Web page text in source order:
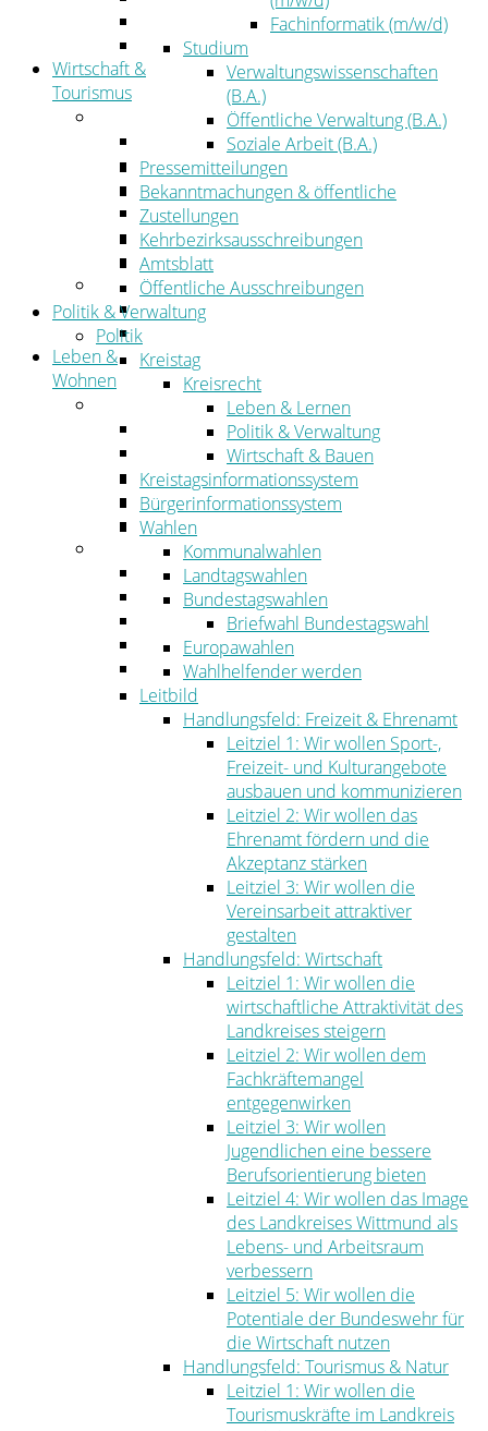
Kommunalaufsicht
Zahlen, Daten, Fakten
Wirtschaft &
Tourismus
Wirtschaftsförderung
Gewerbeflächen und Unternehmen
Arbeitgeberservice
Mobilfunk & Breitband
Straßen- und Radwegebau
Landwirtschaft
Tourismus
Freizeit und Urlaub im Landkreis
Veranstaltungen
Leben &
Wohnen
Migration
Schulen, Bildung, Sport und Kultur
Soziales
Gesundheit
Jugend, Familie und Senioren
Bauen und Planen
Abfall
Umwelt
Ordnung
Fachinformatik (m/w/d)
Studium
Verwaltungswissenschaften
(B.A.)
Öffentliche Verwaltung (B.A.)
Soziale Arbeit (B.A.)
Pressemitteilungen
Bekanntmachungen & öffentliche
Zustellungen
Kehrbezirksausschreibungen
Amtsblatt
Öffentliche Ausschreibungen
Politik & Verwaltung
Politik
Kreistag
Kreisrecht
Leben & Lernen
Politik & Verwaltung
Wirtschaft & Bauen
Kreistagsinformationssystem
Bürgerinformationssystem
Wahlen
Kommunalwahlen
Landtagswahlen
Bundestagswahlen
Briefwahl Bundestagswahl
Europawahlen
Wahlhelfender werden
Leitbild
Handlungsfeld: Freizeit & Ehrenamt
Leitziel 1: Wir wollen Sport-,
Freizeit- und Kulturangebote
ausbauen und kommunizieren
Leitziel 2: Wir wollen das
Ehrenamt fördern und die
Akzeptanz stärken
Leitziel 3: Wir wollen die
Vereinsarbeit attraktiver
gestalten
Handlungsfeld: Wirtschaft
Leitziel 1: Wir wollen die
wirtschaftliche Attraktivität des
Landkreises steigern
Leitziel 2: Wir wollen dem
Fachkräftemangel
entgegenwirken
Leitziel 3: Wir wollen
Jugendlichen eine bessere
Berufsorientierung bieten
Leitziel 4: Wir wollen das Image
des Landkreises Wittmund als
Lebens- und Arbeitsraum
verbessern
Leitziel 5: Wir wollen die
Potentiale der Bundeswehr für
die Wirtschaft nutzen
Handlungsfeld: Tourismus & Natur
Leitziel 1: Wir wollen die
Tourismuskräfte im Landkreis